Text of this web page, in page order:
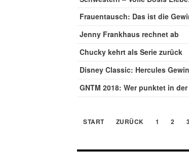
Frauentausch: Das ist die
Jenny Frankhaus rechnet ab
Chucky kehrt als Serie zurück
Disney Classic: Hercules
GNTM 2018: Wer punktet in
START ZURÜCK 1 2